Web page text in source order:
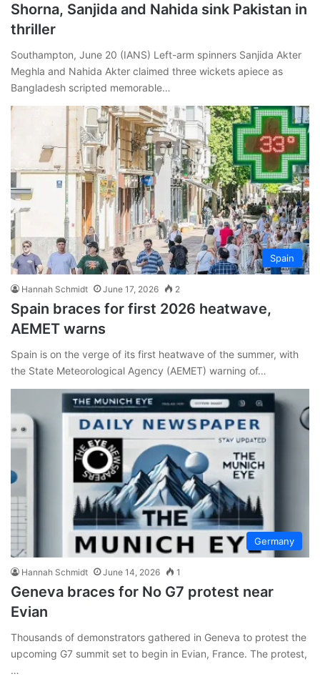
Shorna, Sanjida and Nahida sink Pakistan in
thriller
Southampton, June 20 (IANS) Left-arm spinners Sanjida Akter
Meghla and Nahida Akter claimed three wickets apiece as
Bangladesh scripted memorable…
Spain
Hannah Schmidt June 17, 2026 2
Spain braces for first 2026 heatwave,
AEMET warns
Spain is on the verge of its first heatwave of the summer, with
the State Meteorological Agency (AEMET) warning of…
Germany
Hannah Schmidt June 14, 2026 1
Geneva braces for No G7 protest near
Evian
Thousands of demonstrators gathered in Geneva to protest the
upcoming G7 summit set to begin in Evian, France. The protest,
…